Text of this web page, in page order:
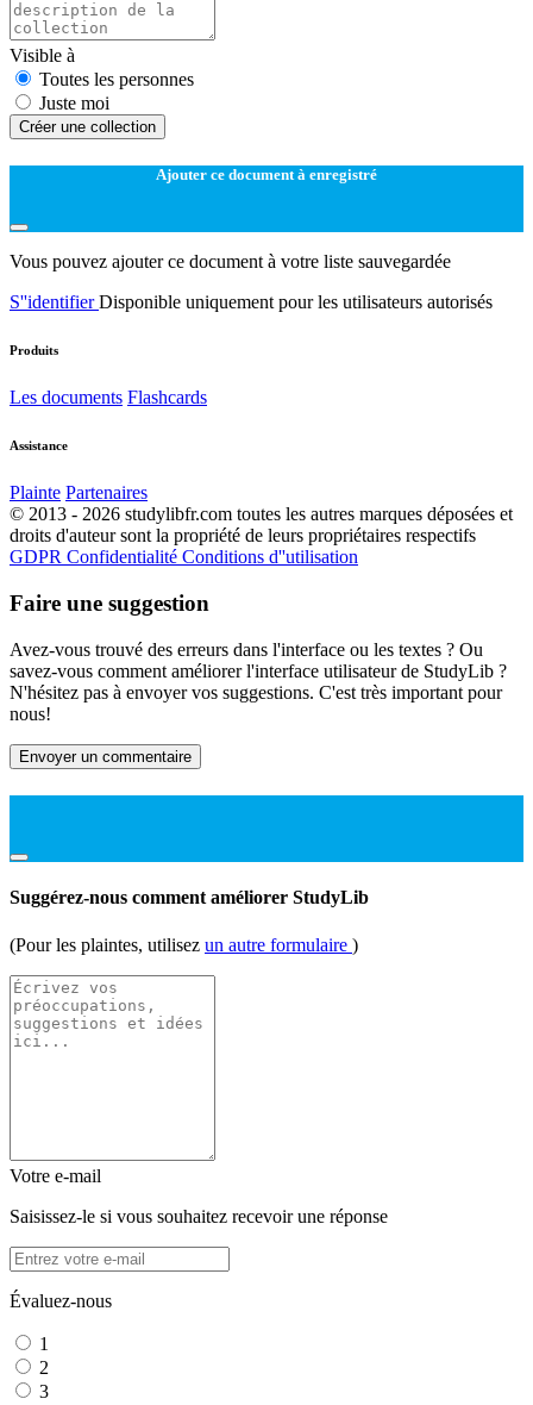
Visible à
Toutes les personnes
Juste moi
Créer une collection
Ajouter ce document à enregistré
Vous pouvez ajouter ce document à votre liste sauvegardée
S''identifierDisponible uniquement pour les utilisateurs autorisés
Produits
Les documents Flashcards
Assistance
Plainte Partenaires
© 2013 - 2026 studylibfr.com toutes les autres marques déposées et
droits d'auteur sont la propriété de leurs propriétaires respectifs
GDPR Confidentialité Conditions d''utilisation
Faire une suggestion
Avez-vous trouvé des erreurs dans l'interface ou les textes ? Ou
savez-vous comment améliorer l'interface utilisateur de StudyLib ?
N'hésitez pas à envoyer vos suggestions. C'est très important pour
nous!
Envoyer un commentaire
Suggérez-nous comment améliorer StudyLib
(Pour les plaintes, utilisez un autre formulaire )
Votre e-mail
Saisissez-le si vous souhaitez recevoir une réponse
Évaluez-nous
1
2
3